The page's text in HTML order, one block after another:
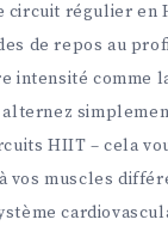
circuit régulier en
de repos au
intensité comme
alternez
HIIT – cela
vos muscles